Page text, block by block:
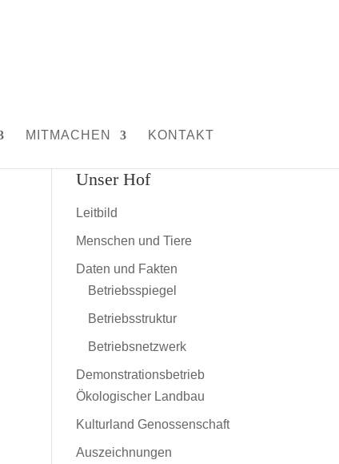
MITMACHEN KONTAKT
Unser Hof
Leitbild
Menschen und Tiere
Daten und Fakten
Betriebsspiegel
Betriebsstruktur
Betriebsnetzwerk
Demonstrationsbetrieb
Ökologischer Landbau
Kulturland Genossenschaft
Auszeichnungen